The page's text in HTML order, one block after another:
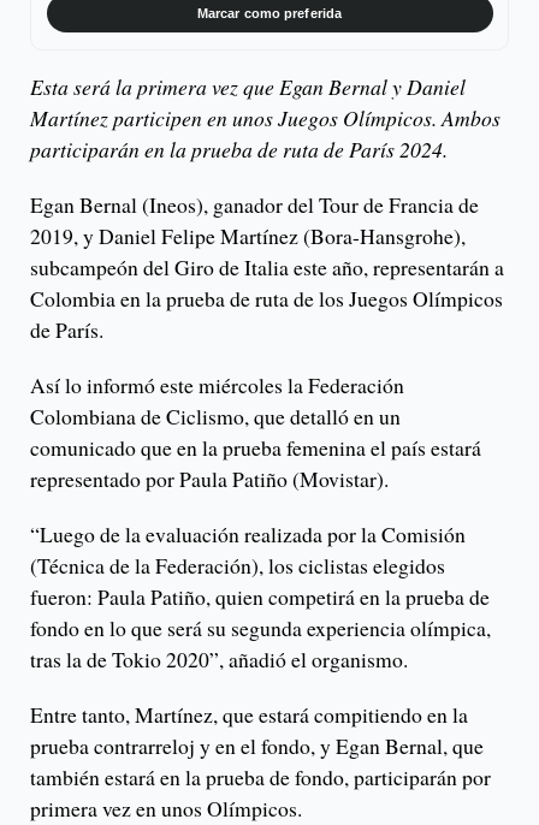
Marcar como preferida
Esta será la primera vez que Egan Bernal y Daniel
Martínez participen en unos Juegos Olímpicos. Ambos
participarán en la prueba de ruta de París 2024.
Egan Bernal (Ineos), ganador del Tour de Francia de
2019, y Daniel Felipe Martínez (Bora-Hansgrohe),
subcampeón del Giro de Italia este año, representarán a
Colombia en la prueba de ruta de los Juegos Olímpicos
de París.
Así lo informó este miércoles la Federación
Colombiana de Ciclismo, que detalló en un
comunicado que en la prueba femenina el país estará
representado por Paula Patiño (Movistar).
“Luego de la evaluación realizada por la Comisión
(Técnica de la Federación), los ciclistas elegidos
fueron: Paula Patiño, quien competirá en la prueba de
fondo en lo que será su segunda experiencia olímpica,
tras la de Tokio 2020”, añadió el organismo.
Entre tanto, Martínez, que estará compitiendo en la
prueba contrarreloj y en el fondo, y Egan Bernal, que
también estará en la prueba de fondo, participarán por
primera vez en unos Olímpicos.